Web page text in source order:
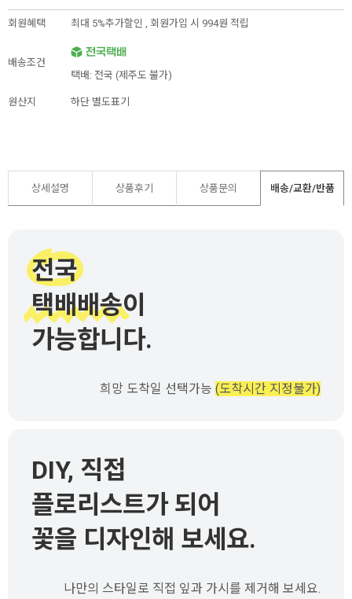
회원혜택 최대 5%추가할인 , 회원가입 시 994원 적립
배송조건
택배: 전국 (제주도 불가)
원산지 하단 별도표기
상세설명 상품후기 상품문의 배송/교환/반품
전국
택배배송이
가능합니다.
희망 도착일 선택가능 (도착시간 지정불가)
DIY, 직접
플로리스트가 되어
꽃을 디자인해 보세요.
나만의 스타일로 직접 잎과 가시를 제거해 보세요.